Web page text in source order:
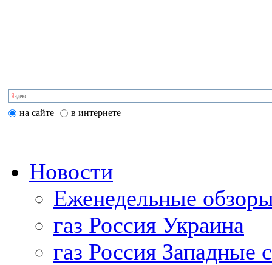
на сайте в интернете
Новости
Еженедельные
газ Россия Украина
газ Россия Западные